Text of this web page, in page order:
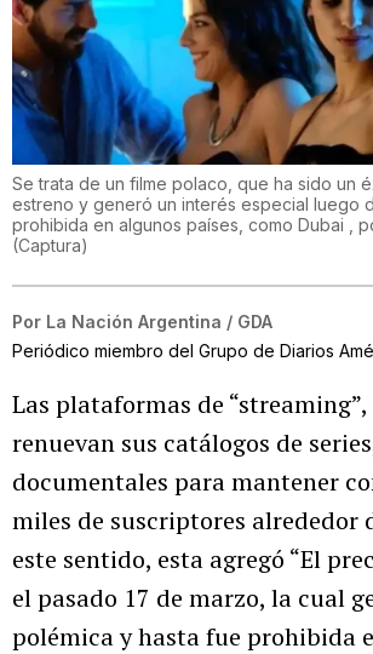
Se trata de un filme polaco, que ha sido un
estreno y generó un interés especial luego
prohibida en algunos países, como Dubai ,
(Captura)
Por La Nación Argentina / GDA
Periódico miembro del Grupo de Diarios
Las plataformas de
renuevan sus catálogos de
documentales para mantener
miles de suscriptores alrededor
este sentido, esta agregó “El
el pasado 17 de marzo, la cual
polémica y hasta fue prohibida